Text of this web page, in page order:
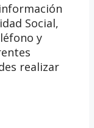
Social,
y
realizar